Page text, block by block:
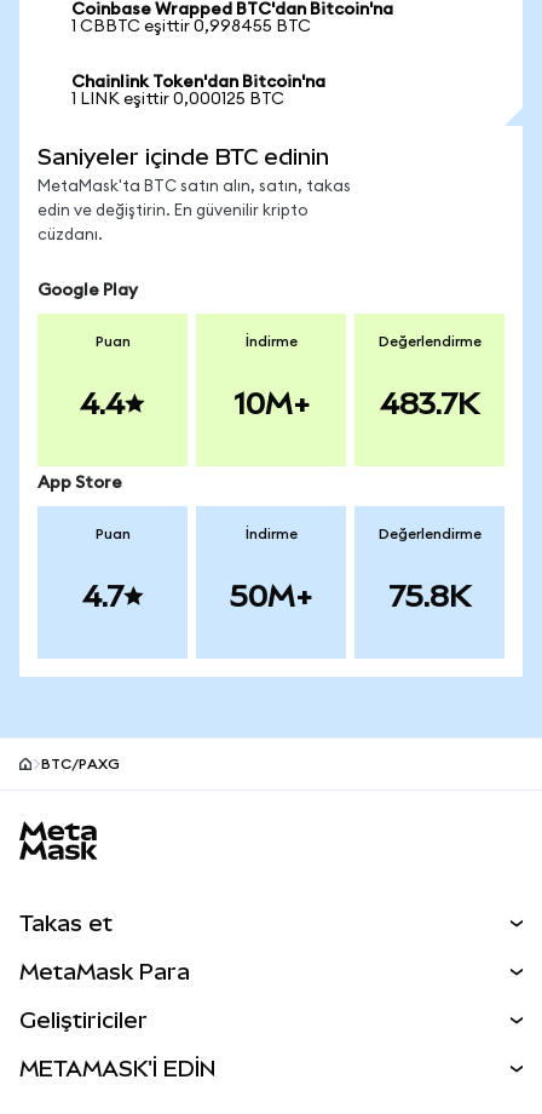
Coinbase Wrapped BTC'dan Bitcoin'na
1 CBBTC eşittir 0,998455 BTC
Chainlink Token'dan Bitcoin'na
1 LINK eşittir 0,000125 BTC
Saniyeler içinde BTC edinin
MetaMask'ta BTC satın alın, satın, takas
edin ve değiştirin. En güvenilir kripto
cüzdanı.
Google Play
Puan
4.4
İndirme
10M+
Değerlendirme
483.7K
App Store
Puan
4.7
İndirme
50M+
Değerlendirme
75.8K
BTC/PAXG
Takas et
Perps
RWA'lar
MetaMask Para
Geliştiriciler
METAMASK'İ EDİN